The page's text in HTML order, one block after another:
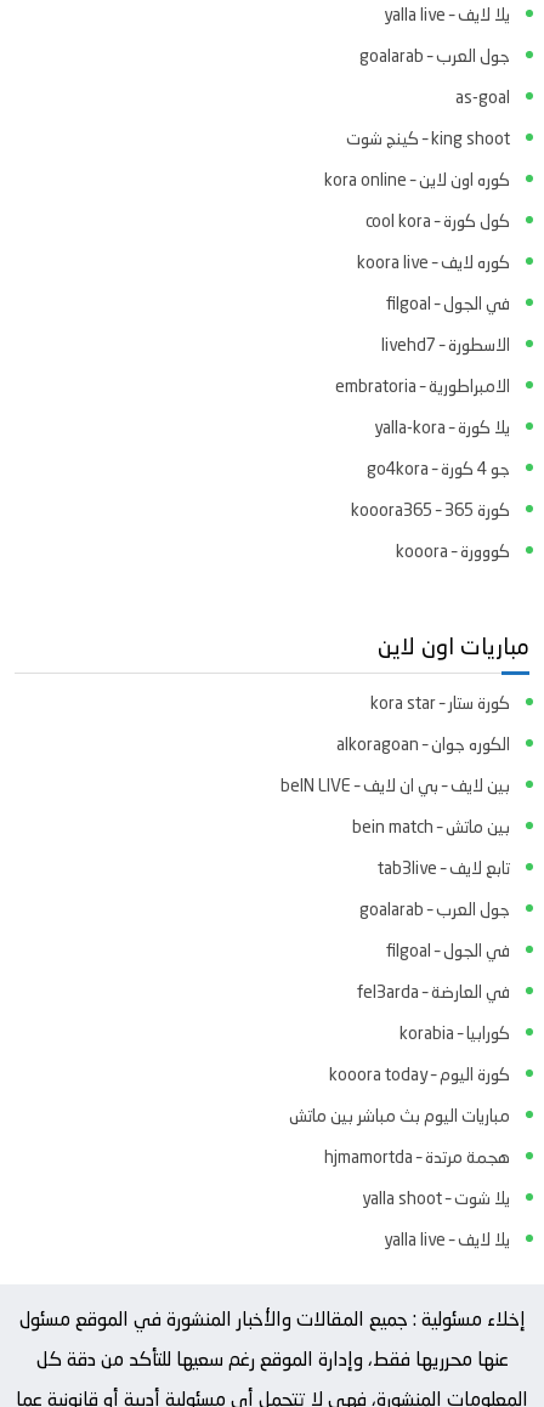
يلا لايف – yalla live
جول العرب – goalarab
as-goal
king shoot – كينج شوت
كوره اون لاين – kora online
كول كورة – cool kora
كوره لايف – koora live
في الجول – filgoal
الاسطورة – livehd7
الامبراطورية – embratoria
يلا كورة – yalla-kora
جو 4 كورة – go4kora
كورة 365 – kooora365
كووورة – kooora
مباريات اون لاين
كورة ستار – kora star
الكوره جوان – alkoragoan
بين لايف – بي ان لايف – beIN LIVE
بين ماتش – bein match
تابع لايف – tab3live
جول العرب – goalarab
في الجول – filgoal
في العارضة – fel3arda
كورابيا – korabia
كورة اليوم – kooora today
مباريات اليوم بث مباشر بين ماتش
هجمة مرتدة – hjmamortda
يلا شوت – yalla shoot
يلا لايف – yalla live
إخلاء مسئولية : جميع المقالات والأخبار المنشورة في الموقع مسئول
عنها محرريها فقط، وإدارة الموقع رغم سعيها للتأكد من دقة كل
المعلومات المنشورة، فهي لا تتحمل أي مسئولية أدبية أو قانونية عما